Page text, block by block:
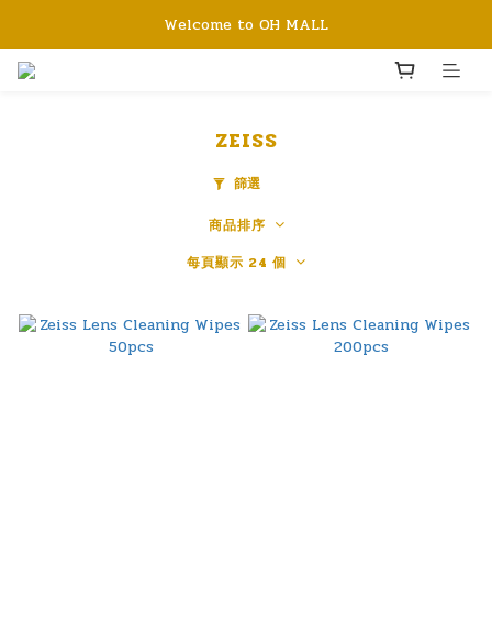
Welcome to OH MALL
ZEISS
篩選
商品排序
每頁顯示 24 個